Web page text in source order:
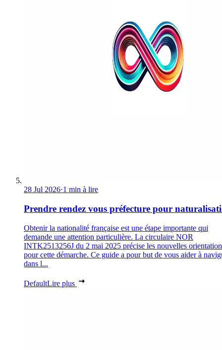
28 Jul 2026·1 min à lire
Prendre rendez vous préfecture pour
Obtenir la nationalité française est une étape importante qui
demande une attention particulière. La circulaire NOR
INTK2513256J du 2 mai 2025 précise les nouvelles
pour cette démarche. Ce guide a pour but de vous aider à
dans l...
DefaultLire plus